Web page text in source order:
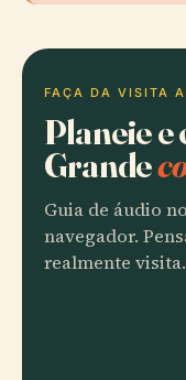
FAÇA DA VISITA
Planeie e
Grande
Guia de áudio
navegador.
realmente visita.